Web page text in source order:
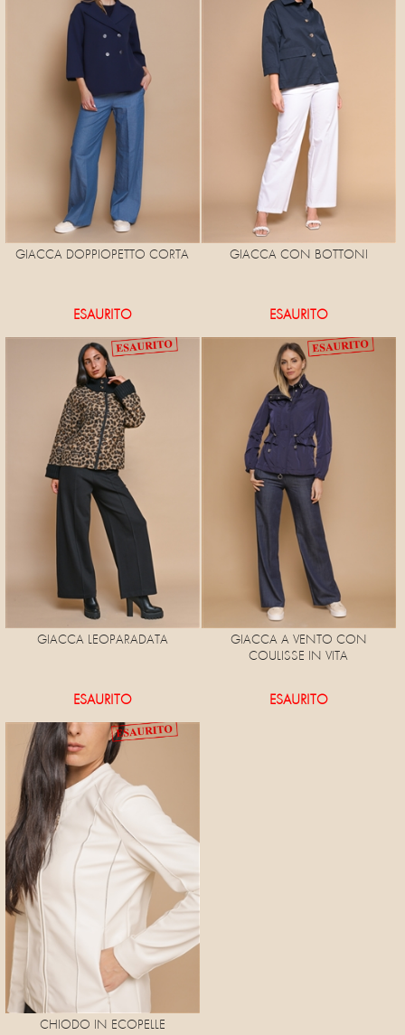
GIACCA DOPPIOPETTO CORTA
ESAURITO
GIACCA CON BOTTONI
ESAURITO
GIACCA LEOPARADATA
ESAURITO
GIACCA A VENTO CON
COULISSE IN VITA
ESAURITO
CHIODO IN ECOPELLE